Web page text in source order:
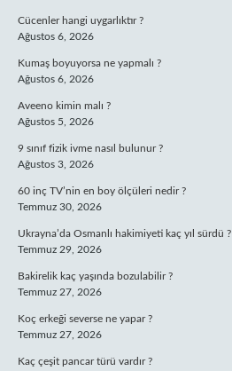
Cücenler hangi uygarlıktır ?
Ağustos 6, 2026
Kumaş boyuyorsa ne yapmalı ?
Ağustos 6, 2026
Aveeno kimin malı ?
Ağustos 5, 2026
9 sınıf fizik ivme nasıl bulunur ?
Ağustos 3, 2026
60 inç TV’nin en boy ölçüleri nedir ?
Temmuz 30, 2026
Ukrayna’da Osmanlı hakimiyeti kaç yıl sürdü ?
Temmuz 29, 2026
Bakirelik kaç yaşında bozulabilir ?
Temmuz 27, 2026
Koç erkeği severse ne yapar ?
Temmuz 27, 2026
Kaç çeşit pancar türü vardır ?